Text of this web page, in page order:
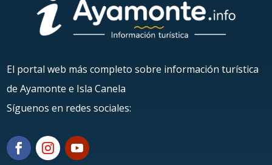
El portal web más completo sobre información turística
de Ayamonte e Isla Canela
Síguenos en redes sociales: